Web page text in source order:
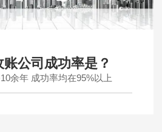
账公司成功率是？
余年 成功率均在95%以上